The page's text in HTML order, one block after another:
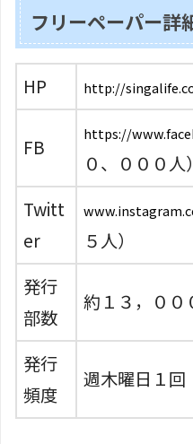
フリーペーパー詳
HP http://
FB
https://
０、０００人）
Twitt
er
５人）
発行
部数
約１３，００
発行
頻度
週木曜日１回